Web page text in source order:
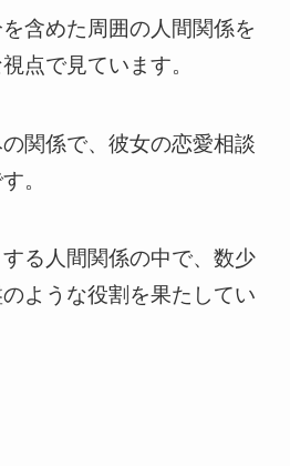
含めた周囲の人間関係を
点で見ています。
関係で、彼女の恋愛相談
。
る人間関係の中で、数少
ような役割を果たしてい